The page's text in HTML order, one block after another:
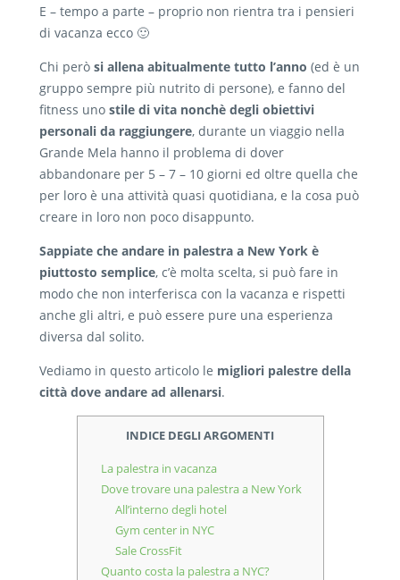
E – tempo a parte – proprio non rientra tra i pensieri
di vacanza ecco 🙂
Chi però si allena abitualmente tutto l’anno (ed è un
gruppo sempre più nutrito di persone), e fanno del
fitness uno stile di vita nonchè degli obiettivi
personali da raggiungere, durante un viaggio nella
Grande Mela hanno il problema di dover
abbandonare per 5 – 7 – 10 giorni ed oltre quella che
per loro è una attività quasi quotidiana, e la cosa può
creare in loro non poco disappunto.
Sappiate che andare in palestra a New York è
piuttosto semplice, c’è molta scelta, si può fare in
modo che non interferisca con la vacanza e rispetti
anche gli altri, e può essere pure una esperienza
diversa dal solito.
Vediamo in questo articolo le migliori palestre della
città dove andare ad allenarsi.
INDICE DEGLI ARGOMENTI
La palestra in vacanza
Dove trovare una palestra a New York
All’interno degli hotel
Gym center in NYC
Sale CrossFit
Quanto costa la palestra a NYC?